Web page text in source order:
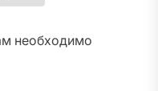
необходимо